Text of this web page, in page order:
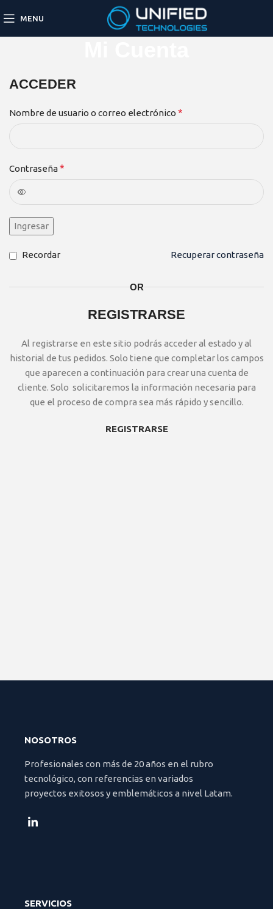
MENU
ACCEDER
Nombre de usuario o correo electrónico *
Contraseña*
Ingresar
Recuperar contraseña
Recordar
OR
REGISTRARSE
Al registrarse en este sitio podrás acceder al estado y al
historial de tus pedidos. Solo tiene que completar los campos
que aparecen a continuación para crear una cuenta de
cliente. Solo solicitaremos la información necesaria para
que el proceso de compra sea más rápido y sencillo.
REGISTRARSE
NOSOTROS
Profesionales con más de 20 años en el rubro
tecnológico, con referencias en variados
proyectos exitosos y emblemáticos a nivel Latam.
SERVICIOS